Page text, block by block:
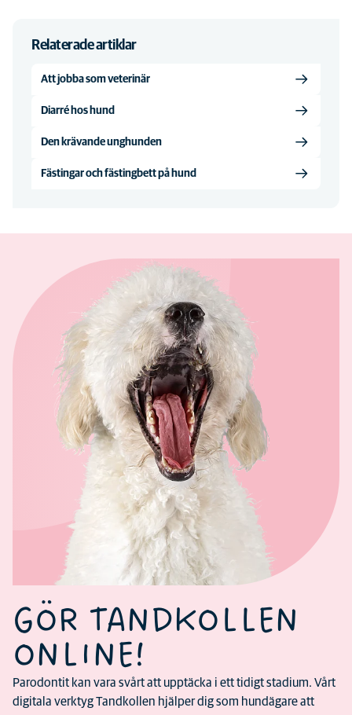
Relaterade artiklar
Att jobba som veterinär
Diarré hos hund
Den krävande unghunden
Fästingar och fästingbett på hund
GÖR TANDKOLLEN
ONLINE!
Parodontit kan vara svårt att upptäcka i ett tidigt stadium. Vårt
digitala verktyg Tandkollen hjälper dig som hundägare att